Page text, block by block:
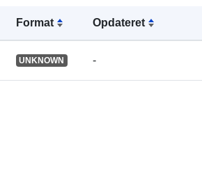
Format Opdateret
UNKNOWN -